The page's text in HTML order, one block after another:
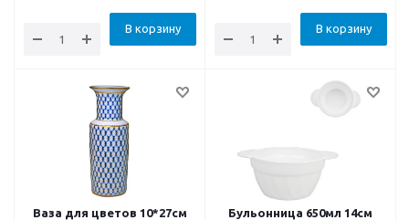
В корзину В корзину
Ваза для цветов 10*27см
Бульонница 650мл 14см